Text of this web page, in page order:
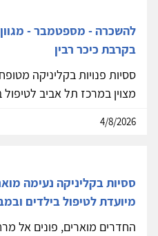
להשכרה - מספטמבר -
בקרבת כיכר רבין
ססיות פנויות בקליניקה
מצוין במרכז תל אביב
4/8/2026
ססיות בקליניקה נעימה
מיועדת לטיפול בילדים
החדרים מוארים, פונים אל